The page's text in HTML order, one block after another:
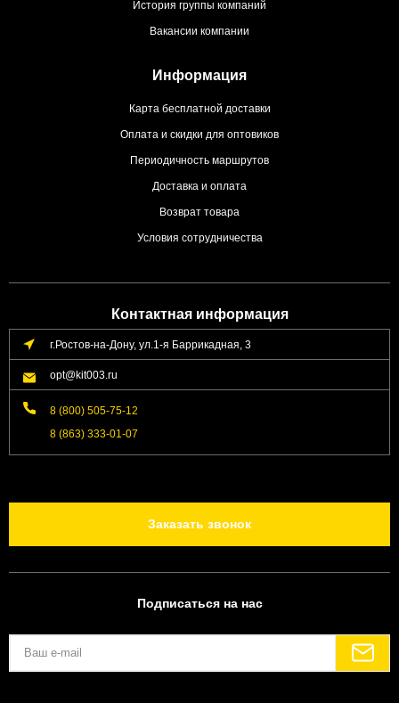
История группы компаний
Вакансии компании
Информация
Карта бесплатной доставки
Оплата и скидки для оптовиков
Периодичность маршрутов
Доставка и оплата
Возврат товара
Условия сотрудничества
Контактная информация
г.Ростов-на-Дону, ул.1-я Баррикадная, 3
opt@kit003.ru
8 (800) 505-75-12
8 (863) 333-01-07
Заказать звонок
Подписаться на нас